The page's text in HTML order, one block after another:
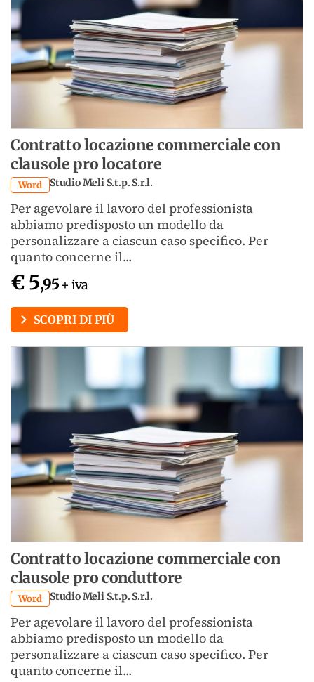
Contratto locazione commerciale con
clausole pro locatore
Word Studio Meli S.t.p. S.r.l.
Per agevolare il lavoro del professionista
abbiamo predisposto un modello da
personalizzare a ciascun caso specifico. Per
quanto concerne il...
€ 5,95 + iva
SCOPRI DI PIÙ
Contratto locazione commerciale con
clausole pro conduttore
Word Studio Meli S.t.p. S.r.l.
Per agevolare il lavoro del professionista
abbiamo predisposto un modello da
personalizzare a ciascun caso specifico. Per
quanto concerne il...